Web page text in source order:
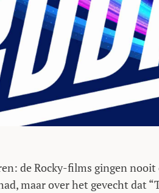
de Rocky-films gingen nooit
maar over het gevecht dat